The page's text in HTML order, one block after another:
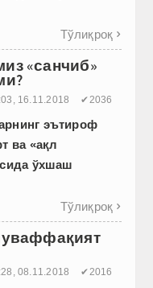
Тўлиқроқ 
«санчиб»
16.11.2018 ✔2036
эътироф
ва «ақл
ўхшаш
Тўлиқроқ 
08.11.2018 ✔2016